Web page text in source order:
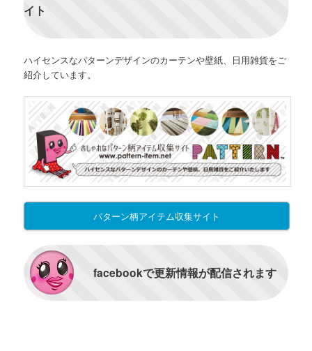
イト
ハイセンスなパターンデザインのカーテンや壁紙、日用雑貨をご
紹介しています。
パターン柄アイテム収集サイト
facebookで更新情報が配信されます